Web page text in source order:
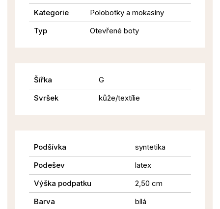
Kategorie
Polobotky a mokasíny
Typ
Otevřené boty
Šířka
G
Svršek
kůže/textílie
Podšívka
syntetika
Podešev
latex
Výška podpatku
2,50 cm
Barva
bílá